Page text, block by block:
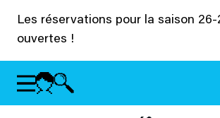
Les réservations pour la saison
ouvertes !